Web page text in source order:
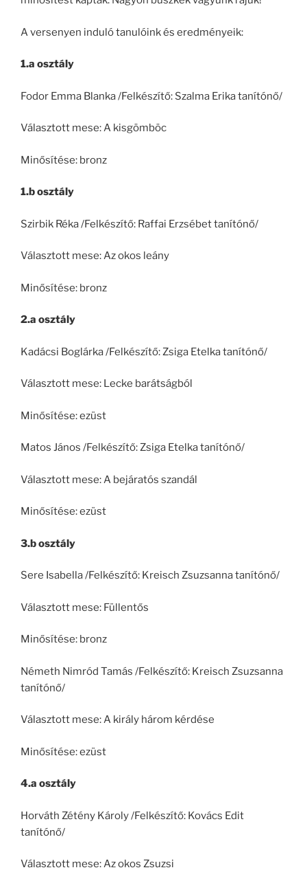
A versenyen induló tanulóink és eredményeik:
1.a osztály
Fodor Emma Blanka /Felkészítő: Szalma Erika tanítónő/
Választott mese: A kisgömböc
Minősítése: bronz
1.b osztály
Szirbik Réka /Felkészítő: Raffai Erzsébet tanítónő/
Választott mese: Az okos leány
Minősítése: bronz
2.a osztály
Kadácsi Boglárka /Felkészítő: Zsiga Etelka tanítónő/
Választott mese: Lecke barátságból
Minősítése: ezüst
Matos János /Felkészítő: Zsiga Etelka tanítónő/
Választott mese: A bejáratós szandál
Minősítése: ezüst
3.b osztály
Sere Isabella /Felkészítő: Kreisch Zsuzsanna tanítónő/
Választott mese: Füllentős
Minősítése: bronz
Németh Nimród Tamás /Felkészítő: Kreisch Zsuzsanna
tanítónő/
Választott mese: A király három kérdése
Minősítése: ezüst
4.a osztály
Horváth Zétény Károly /Felkészítő: Kovács Edit
tanítónő/
Választott mese: Az okos Zsuzsi